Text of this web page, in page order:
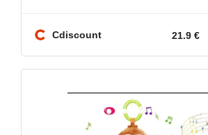
Cdiscount 21.9 €